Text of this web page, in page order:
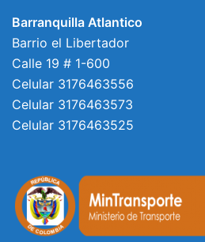
Barranquilla Atlantico
Barrio el Libertador
Calle 19 # 1-600
Celular 3176463556
Celular 3176463573
Celular 3176463525